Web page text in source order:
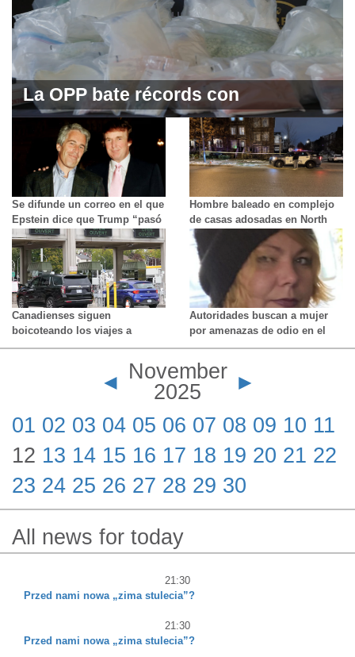
La OPP bate récords con
incautación de fentanilo en
Windsor
Se difunde un correo en el que
Epstein dice que Trump “pasó
horas” con una de las víctimas
en la casa del millonario
pederasta
Hombre baleado en complejo
de casas adosadas en North
York
Canadienses siguen
boicoteando los viajes a
Estados Unidos, y su
economía estadounidense está
pagando las consecuencias
Autoridades buscan a mujer
por amenazas de odio en el
TTC
◄ November
2025
►
01 02 03 04 05 06 07 08 09 10 11
12 13 14 15 16 17 18 19 20 21 22
23 24 25 26 27 28 29 30
All news for today
21:30
Przed nami nowa „zima stulecia”?
21:30
Przed nami nowa „zima stulecia”?